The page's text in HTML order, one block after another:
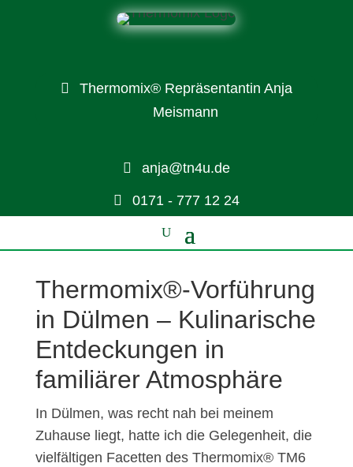
Thermomix® Repräsentantin Anja
Meismann
anja@tn4u.de
0171 - 777 12 24
Thermomix®-Vorführung
in Dülmen – Kulinarische
Entdeckungen in
familiärer Atmosphäre
In Dülmen, was recht nah bei meinem
Zuhause liegt, hatte ich die Gelegenheit, die
vielfältigen Facetten des Thermomix® TM6